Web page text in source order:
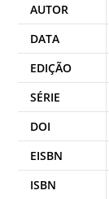
AUTOR
DATA
EDIÇÃO
SÉRIE
DOI
EISBN
ISBN